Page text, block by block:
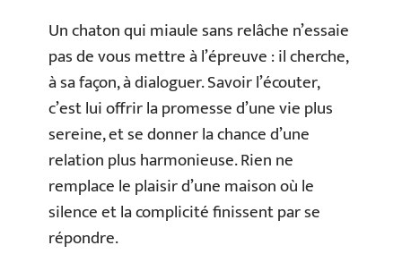
Un chaton qui miaule sans relâche n’essaie
pas de vous mettre à l’épreuve : il cherche,
à sa façon, à dialoguer. Savoir l’écouter,
c’est lui offrir la promesse d’une vie plus
sereine, et se donner la chance d’une
relation plus harmonieuse. Rien ne
remplace le plaisir d’une maison où le
silence et la complicité finissent par se
répondre.